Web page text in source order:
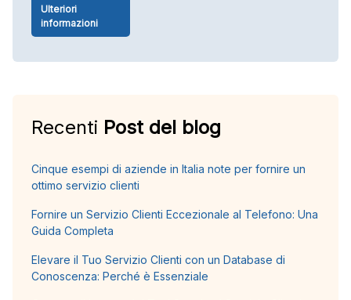
Ulteriori
informazioni
Recenti Post del blog
Cinque esempi di aziende in Italia note per fornire un
ottimo servizio clienti
Fornire un Servizio Clienti Eccezionale al Telefono: Una
Guida Completa
Elevare il Tuo Servizio Clienti con un Database di
Conoscenza: Perché è Essenziale